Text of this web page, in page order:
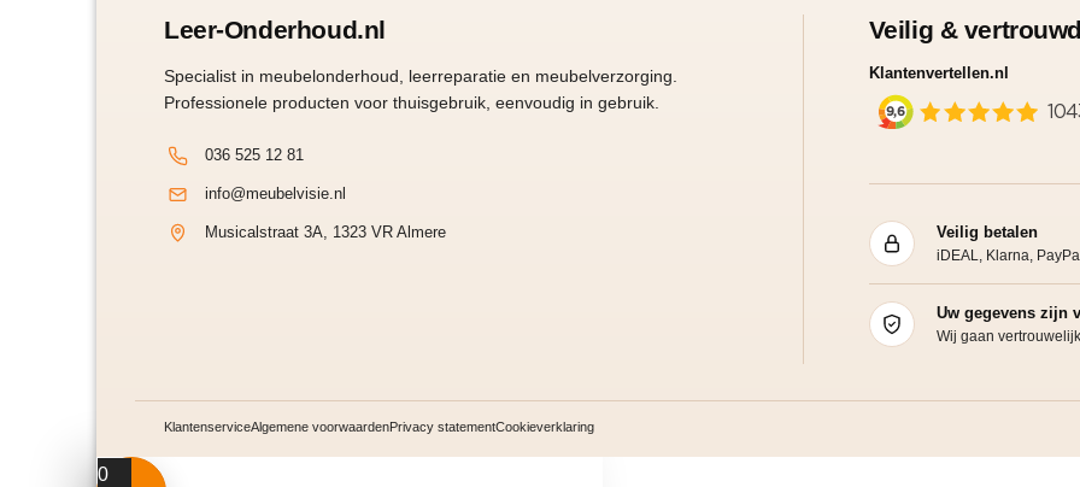
Leer-Onderhoud.nl
Specialist in meubelonderhoud, leerreparatie en meubelverzorging.
Professionele producten voor thuisgebruik, eenvoudig in gebruik.
036 525 12 81
info@meubelvisie.nl
Musicalstraat 3A, 1323 VR Almere
Veilig &
Klantenvertellen.nl
Veilig betalen
iDEAL, Klarna,
Uw gegevens zijn
Wij gaan
KlantenserviceAlgemene voorwaardenPrivacy statementCookieverklaring
0